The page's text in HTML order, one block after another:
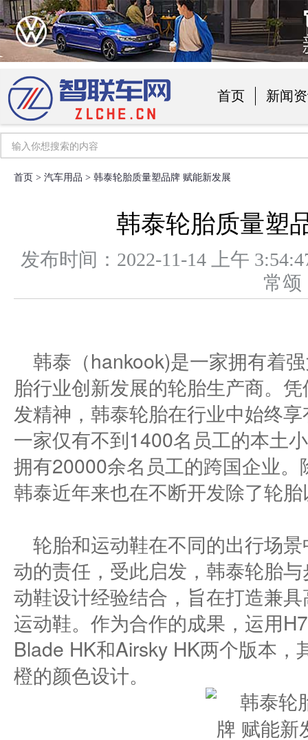
首页 新闻
首页 > 汽车用品 > 韩泰轮胎质量塑品牌 赋能新发展
韩泰轮胎质量塑
发布时间：2022-11-14 上午
常
韩泰（hankook)是一家拥有着
胎行业创新发展的轮胎生产商。
发精神，韩泰轮胎在行业中始终
一家仅有不到1400名员工的本土
拥有20000余名员工的跨国企业
韩泰近年来也在不断开发除了轮
轮胎和运动鞋在不同的出行场
动的责任，受此启发，韩泰轮胎
动鞋设计经验结合，旨在打造兼
运动鞋。作为合作的成果，运用
Blade HK和Airsky HK两个版本，
橙的颜色设计。